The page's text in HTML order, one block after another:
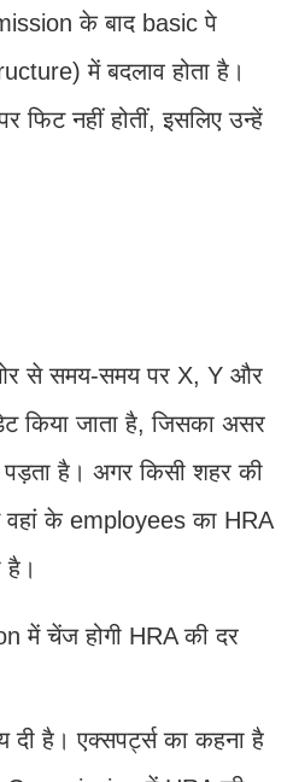
के बाद basic पे
में बदलाव होता है।
फिट नहीं होतीं, इसलिए उन्हें
से समय-समय पर X, Y और
किया जाता है, जिसका असर
है। अगर किसी शहर की
वहां के employees का HRA
है।
में चेंज होगी HRA की दर
दी है। एक्सपर्ट्स का कहना है